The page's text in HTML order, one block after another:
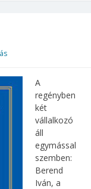
A ​
regényben
két
vállalkozó
áll
egymással
szemben:
Berend
Iván, a